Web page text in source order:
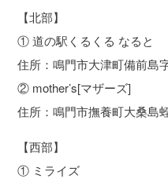
【北部】
① 道の駅くるくる なると
住所：鳴門市大津町備前島
② mother’s[マザーズ]
住所：鳴門市撫養町大桑島
【西部】
① ミライズ